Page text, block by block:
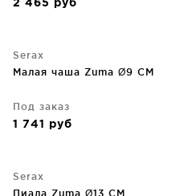
2 465 руб
Serax
Малая чаша Zuma Ø9 CM
Под заказ
1 741 руб
Serax
Пиала Zuma Ø13 CM